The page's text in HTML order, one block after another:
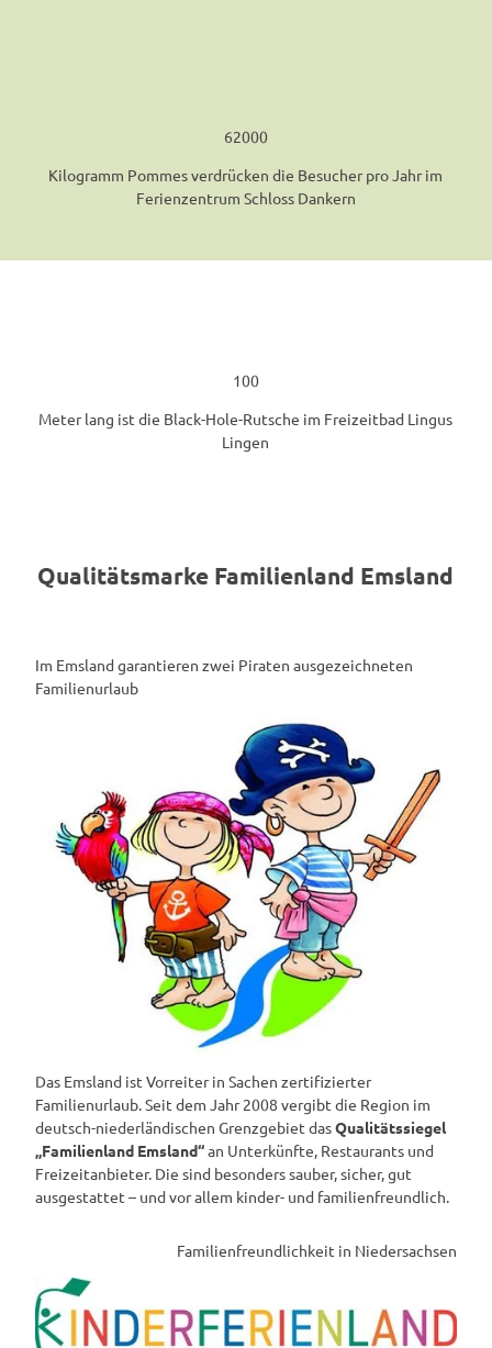
62000
Kilogramm Pommes verdrücken die Besucher pro Jahr im
Ferienzentrum Schloss Dankern
100
Meter lang ist die Black-Hole-Rutsche im Freizeitbad Lingus
Lingen
Qualitätsmarke Familienland Emsland
Im Emsland garantieren zwei Piraten ausgezeichneten
Familienurlaub
Das Emsland ist Vorreiter in Sachen zertifizierter
Familienurlaub. Seit dem Jahr 2008 vergibt die Region im
deutsch-niederländischen Grenzgebiet dasQualitätssiegel
„Familienland Emsland“an Unterkünfte, Restaurants und
Freizeitanbieter. Die sind besonders sauber, sicher, gut
ausgestattet – und vor allem kinder- und familienfreundlich.
Familienfreundlichkeit in Niedersachsen